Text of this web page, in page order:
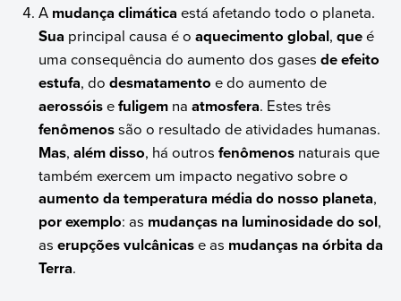
A mudança climática está afetando todo o planeta.
Sua principal causa é oaquecimento global,queé
uma consequência do aumento dos gasesde efeito
estufa, dodesmatamento e do aumento de
aerossóisefuligem naatmosfera. Estes três
fenômenossão o resultado de atividades humanas.
Mas,além disso, há outrosfenômenos naturais que
também exercem um impacto negativo sobre o
aumento da temperatura média do nosso planeta,
por exemplo: as mudanças na luminosidade do sol,
aserupções vulcânicase as mudanças na órbita da
Terra.